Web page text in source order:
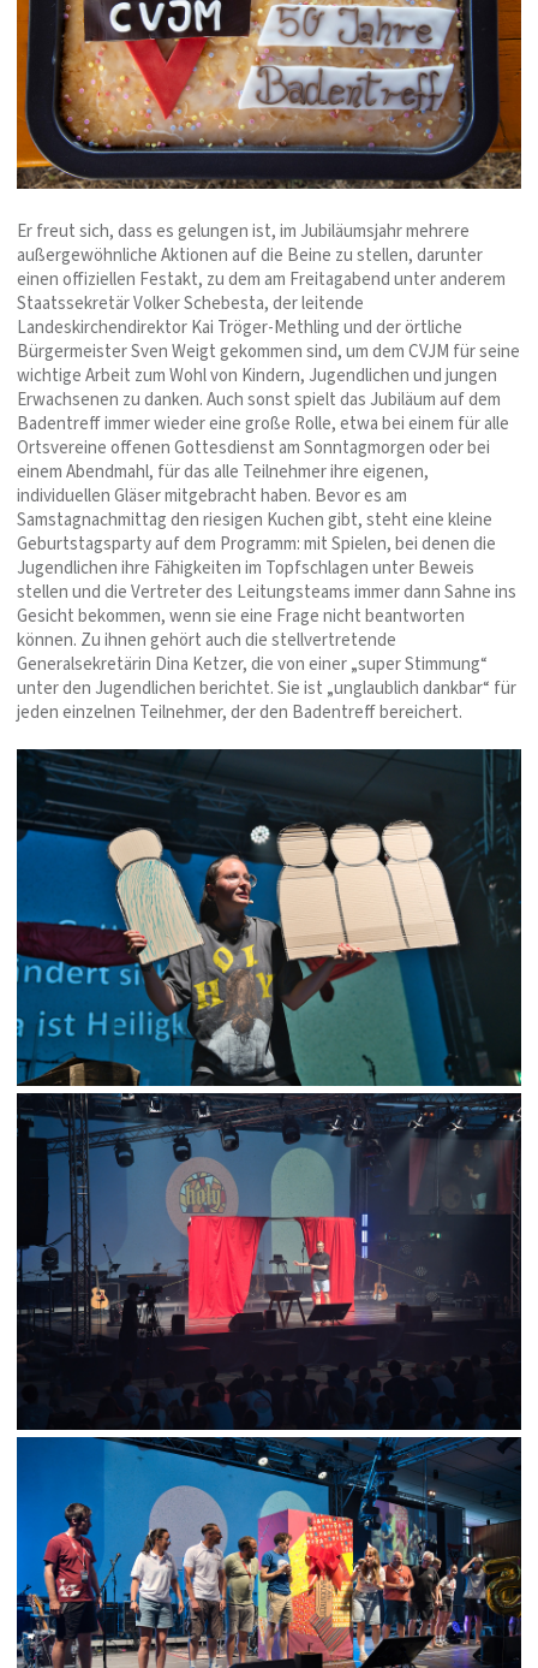
Er freut sich, dass es gelungen ist, im Jubiläumsjahr mehrere
außergewöhnliche Aktionen auf die Beine zu stellen, darunter
einen offiziellen Festakt, zu dem am Freitagabend unter anderem
Staatssekretär Volker Schebesta, der leitende
Landeskirchendirektor Kai Tröger-Methling und der örtliche
Bürgermeister Sven Weigt gekommen sind, um dem CVJM für seine
wichtige Arbeit zum Wohl von Kindern, Jugendlichen und jungen
Erwachsenen zu danken. Auch sonst spielt das Jubiläum auf dem
Badentreff immer wieder eine große Rolle, etwa bei einem für alle
Ortsvereine offenen Gottesdienst am Sonntagmorgen oder bei
einem Abendmahl, für das alle Teilnehmer ihre eigenen,
individuellen Gläser mitgebracht haben. Bevor es am
Samstagnachmittag den riesigen Kuchen gibt, steht eine kleine
Geburtstagsparty auf dem Programm: mit Spielen, bei denen die
Jugendlichen ihre Fähigkeiten im Topfschlagen unter Beweis
stellen und die Vertreter des Leitungsteams immer dann Sahne ins
Gesicht bekommen, wenn sie eine Frage nicht beantworten
können. Zu ihnen gehört auch die stellvertretende
Generalsekretärin Dina Ketzer, die von einer „super Stimmung“
unter den Jugendlichen berichtet. Sie ist „unglaublich dankbar“ für
jeden einzelnen Teilnehmer, der den Badentreff bereichert.